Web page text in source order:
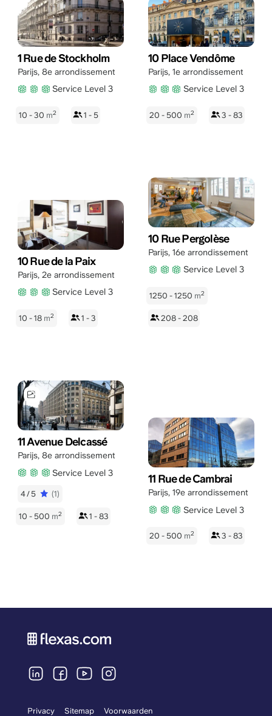
1 Rue de Stockholm
Parijs, 8e arrondissement
Service Level 3
10 - 30 m2 1 - 5
10 Place Vendôme
Parijs, 1e arrondissement
Service Level 3
20 - 500 m2 3 - 83
10 Rue de la Paix
Parijs, 2e arrondissement
Service Level 3
10 - 18 m2 1 - 3
10 Rue Pergolèse
Parijs, 16e arrondissement
Service Level 3
1250 - 1250 m2
208 - 208
11 Avenue Delcassé
Parijs, 8e arrondissement
Service Level 3
4/5 (1)
10 - 500 m2 1 - 83
11 Rue de Cambrai
Parijs, 19e arrondissement
Service Level 3
20 - 500 m2 3 - 83
Privacy Sitemap
Voorwaarden